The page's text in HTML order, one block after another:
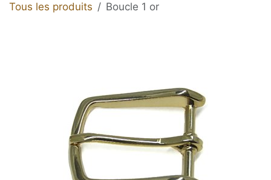
Tous les produits Boucle 1 or